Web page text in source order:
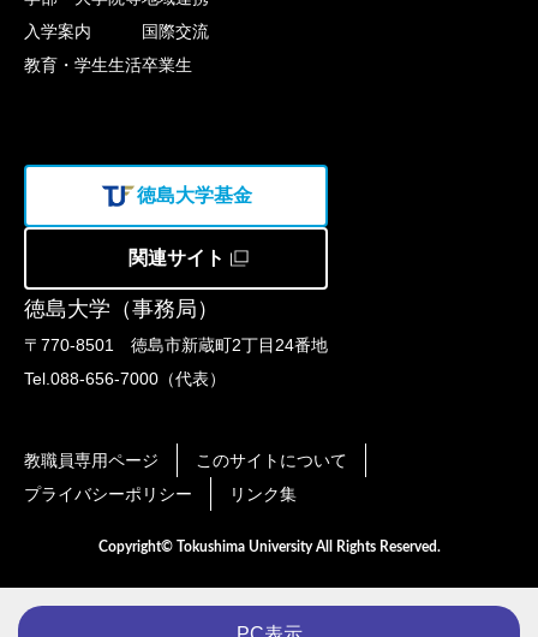
徳島大学（事務局）
〒770-8501 徳島市新蔵町2丁目24番地
Tel.088-656-7000（代表）
入学案内
教育・学生生活
国際交流
卒業生
徳島大学基金
関連サイト
教職員専用ページ
このサイトについて
プライバシーポリシー
リンク集
Copyright© Tokushima University All Rights Reserved.